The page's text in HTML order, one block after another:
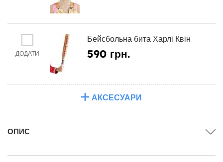
ДОДАТИ
Бейсбольна бита Харлі Квін
590 грн.
АКСЕСУАРИ
ОПИС